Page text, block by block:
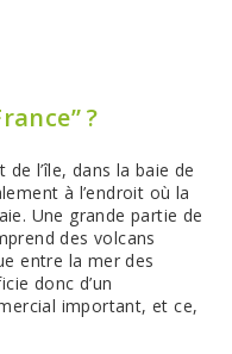
?
l’île, dans la baie de
à l’endroit où la
Une grande partie de
des volcans
entre la mer des
donc d’un
important, et ce,